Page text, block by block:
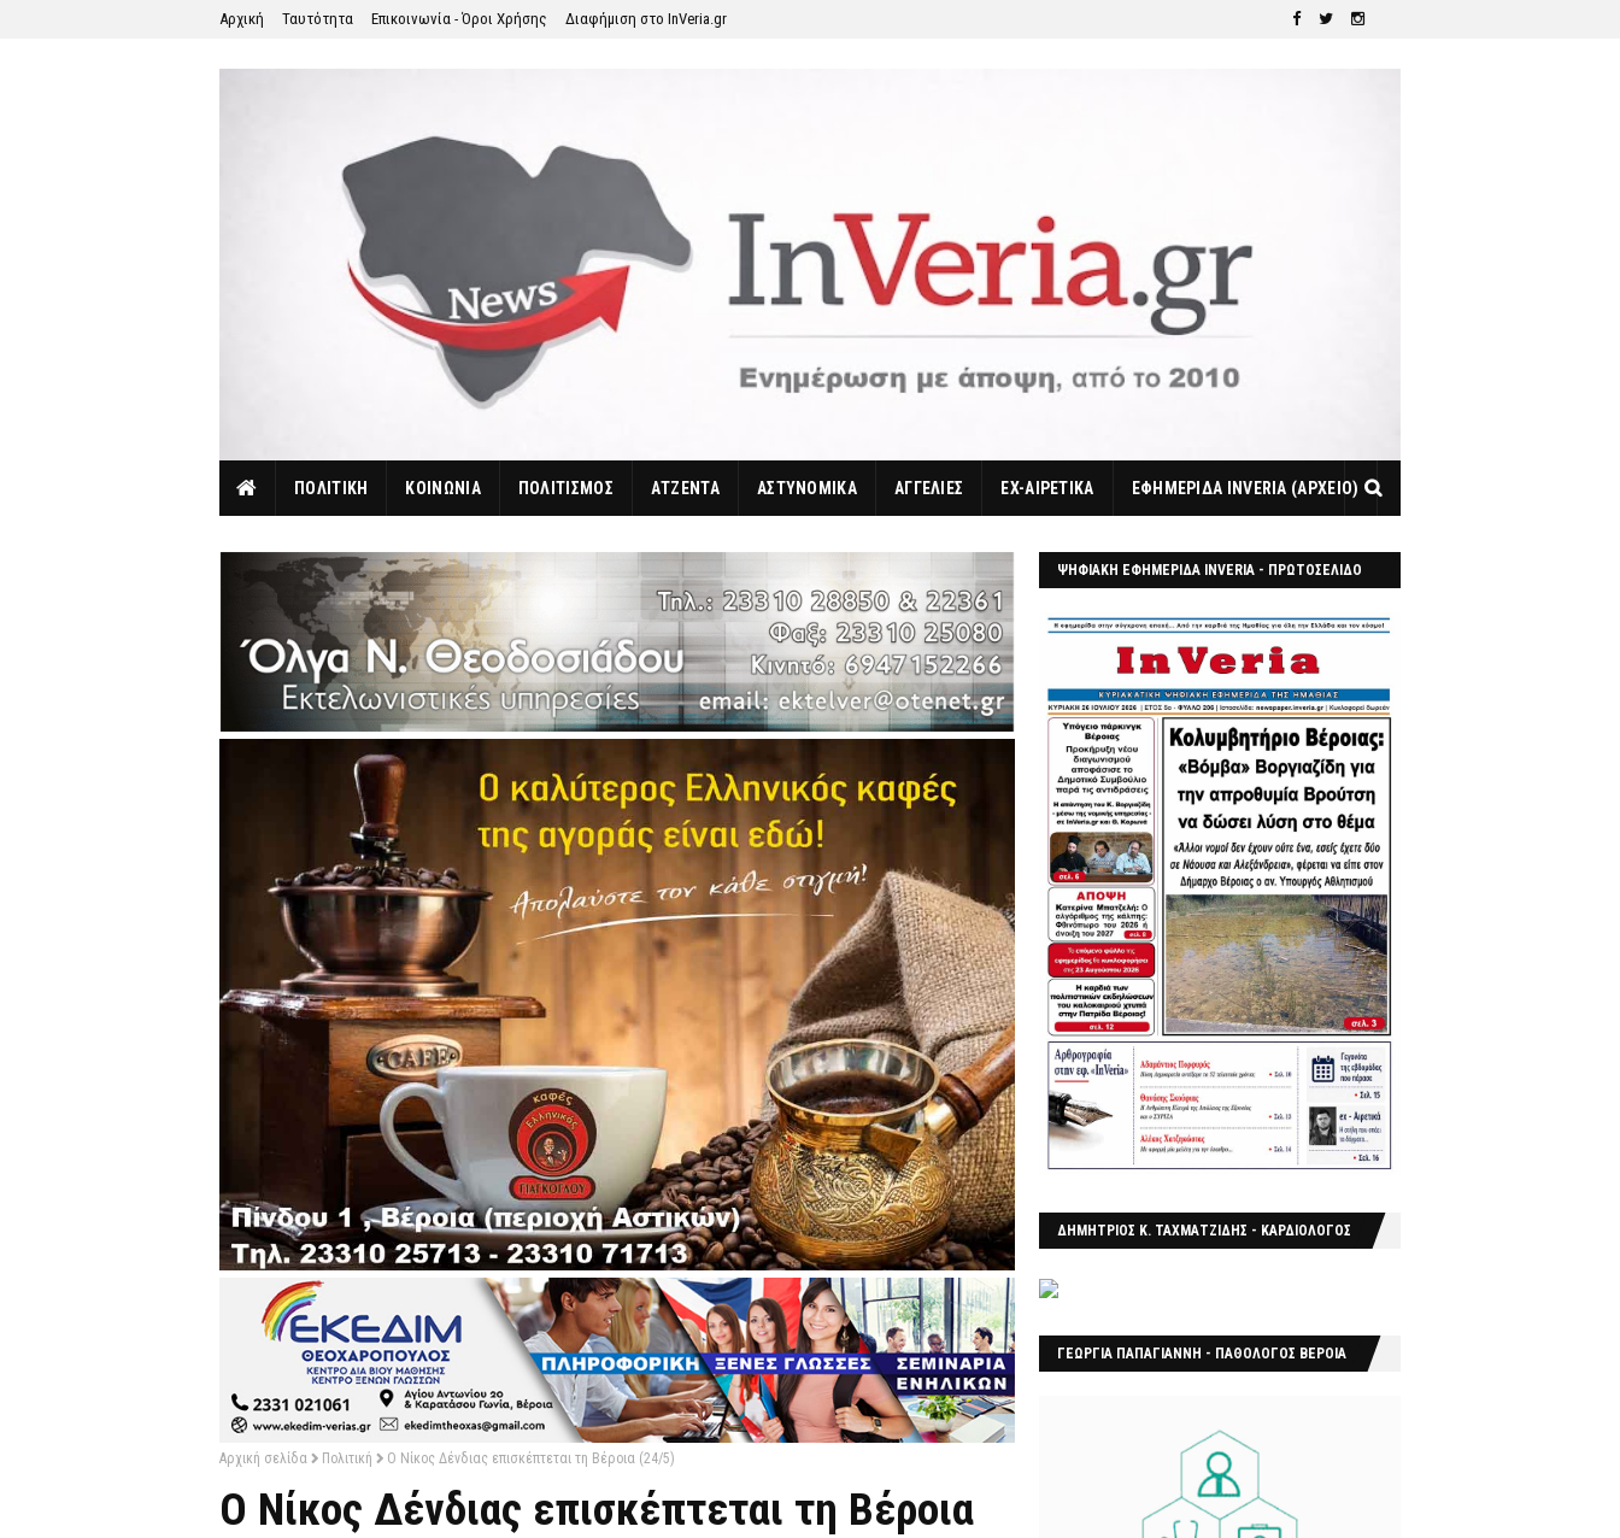
Αρχική Ταυτότητα Επικοινωνία - Όροι Χρήσης Διαφήμιση στο InVeria.gr
ΠΟΛΙΤΙΚΗ ΚΟΙΝΩΝΙΑ ΠΟΛΙΤΙΣΜΟΣ ΑΤΖΕΝΤΑ ΑΣΤΥΝΟΜΙΚΑ ΑΓΓΕΛΙΕΣ EX-ΑΙΡΕΤΙΚΑ ΕΦΗΜΕΡΙΔΑ INVERIA (ΑΡΧΕΙΟ)
Αρχική σελίδα Πολιτική Ο Νίκος Δένδιας επισκέπτεται τη Βέροια (24/5)
Ο Νίκος Δένδιας επισκέπτεται τη Βέροια
ΨΗΦΙΑΚΗ ΕΦΗΜΕΡΙΔΑ INVERIA - ΠΡΩΤΟΣΕΛΙΔΟ
ΔΗΜΗΤΡΙΟΣ Κ. ΤΑΧΜΑΤΖΙΔΗΣ - ΚΑΡΔΙΟΛΟΓΟΣ
ΓΕΩΡΓΙΑ ΠΑΠΑΓΙΑΝΝΗ - ΠΑΘΟΛΟΓΟΣ ΒΕΡΟΙΑ